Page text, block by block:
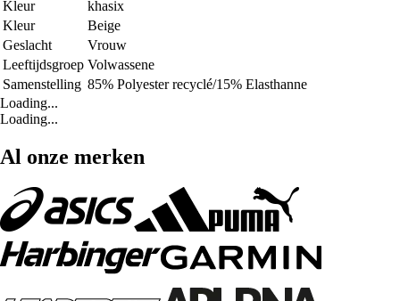
Kleur
khasix
Kleur
Beige
Geslacht
Vrouw
Leeftijdsgroep Volwassene
Samenstelling 85% Polyester recyclé/15% Elasthanne
Loading...
Loading...
Al onze merken